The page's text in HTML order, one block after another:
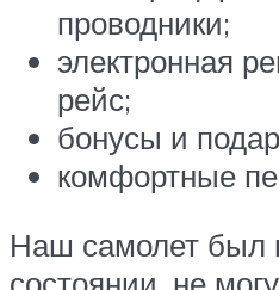
проводники;
электронная
рейс;
бонусы и
комфортные
Наш самолет был